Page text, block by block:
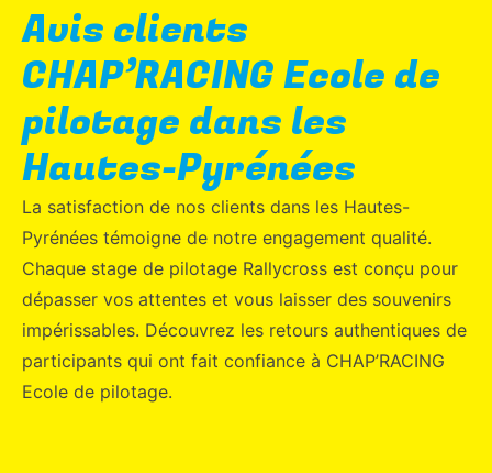
Avis clients
CHAP’RACING Ecole de
pilotage dans les
Hautes-Pyrénées
La satisfaction de nos clients dans les Hautes-
Pyrénées témoigne de notre engagement qualité.
Chaque stage de pilotage Rallycross est conçu pour
dépasser vos attentes et vous laisser des souvenirs
impérissables. Découvrez les retours authentiques de
participants qui ont fait confiance à CHAP’RACING
Ecole de pilotage.